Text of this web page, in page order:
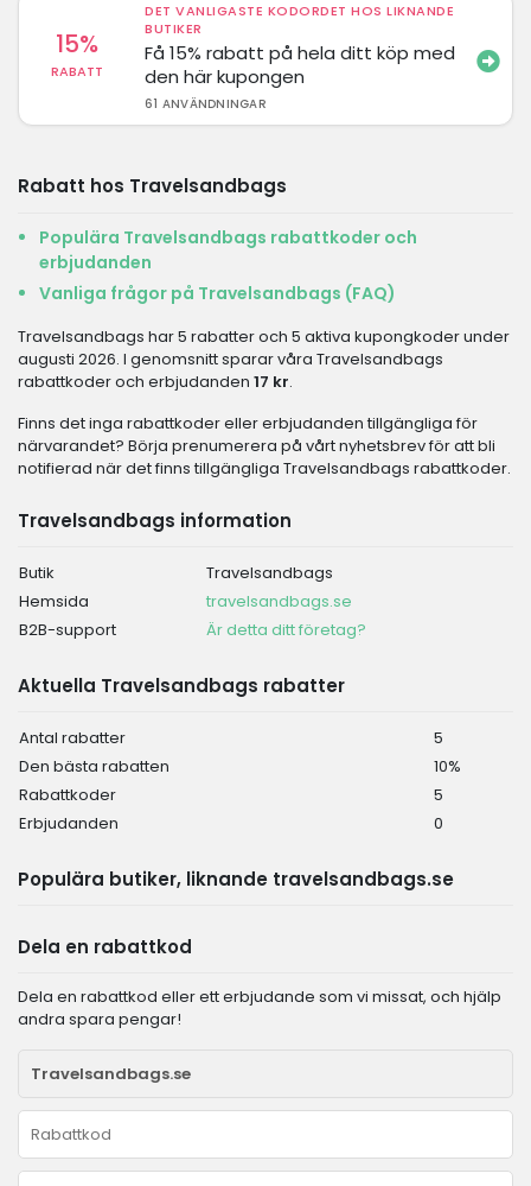
15%
RABATT
DET VANLIGASTE KODORDET HOS LIKNANDE
BUTIKER
Få 15% rabatt på hela ditt köp med
den här kupongen
61 ANVÄNDNINGAR
Rabatt hos Travelsandbags
Populära Travelsandbags rabattkoder och
erbjudanden
Vanliga frågor på Travelsandbags (FAQ)
Travelsandbags har 5 rabatter och 5 aktiva kupongkoder under
augusti 2026. I genomsnitt sparar våra Travelsandbags
rabattkoder och erbjudanden 17 kr.
Finns det inga rabattkoder eller erbjudanden tillgängliga för
närvarandet? Börja prenumerera på vårt nyhetsbrev för att bli
notifierad när det finns tillgängliga Travelsandbags rabattkoder.
Travelsandbags information
Butik
Travelsandbags
Hemsida
travelsandbags.se
B2B-support
Är detta ditt företag?
Aktuella Travelsandbags rabatter
Antal rabatter
5
Den bästa rabatten
10%
Rabattkoder
5
Erbjudanden
0
Populära butiker, liknande travelsandbags.se
Dela en rabattkod
Dela en rabattkod eller ett erbjudande som vi missat, och hjälp
andra spara pengar!